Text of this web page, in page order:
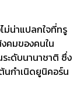
ม่น่าแปลกใจที่ทรู
คมของคนใน
ะดับนานาชาติ ซึ่ง
นกำเนิดยูนิคอร์น